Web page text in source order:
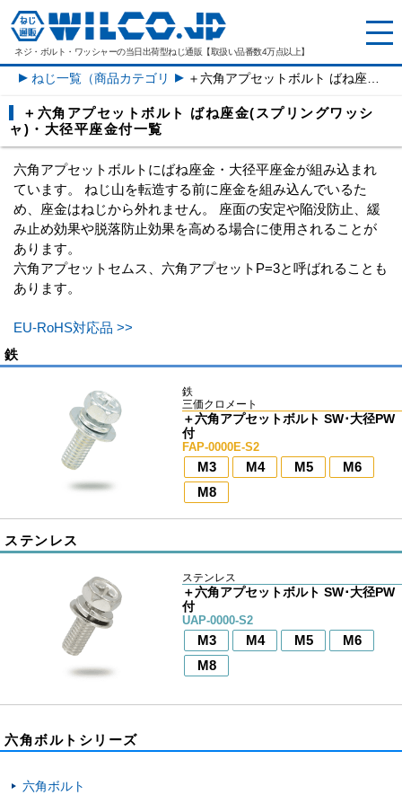
ネジ・ボルト・ワッシャーの当日出荷型ねじ通販【取扱い品番数4万点以上】
ねじ一覧（商品カテゴリー）
＋六角アプセットボルト ばね座金(スプリングワッシ
ャ)・大径平座金付一覧
六角アプセットボルトにばね座金・大径平座金が組み込まれ
ています。 ねじ山を転造する前に座金を組み込んでいるた
め、座金はねじから外れません。 座面の安定や陥没防止、緩
み止め効果や脱落防止効果を高める場合に使用されることが
あります。
六角アプセットセムス、六角アプセットP=3と呼ばれることも
あります。
EU-RoHS対応品 >>
鉄
鉄
三価クロメート
＋六角アプセットボルト SW･大径PW
付
FAP-0000E-S2
M3 M4 M5
M6
M8
ステンレス
ステンレス
＋六角アプセットボルト SW･大径PW
付
UAP-0000-S2
M3 M4 M5
M6
M8
六角ボルトシリーズ
六角ボルト